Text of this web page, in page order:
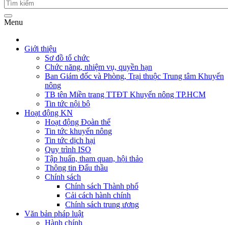
Menu
Giới thiệu
Sơ đồ tổ chức
Chức năng, nhiệm vụ, quyền hạn
Ban Giám đốc và Phòng, Trại thuộc Trung tâm Khuyến
nông
TB tên Miền trang TTĐT Khuyến nông TP.HCM
Tin tức nội bộ
Hoạt động KN
Hoạt động Đoàn thể
Tin tức khuyến nông
Tin tức dịch hại
Quy trình ISO
Tập huấn, tham quan, hội thảo
Thông tin Đấu thầu
Chính sách
Chính sách Thành phố
Cải cách hành chính
Chính sách trung ương
Văn bản pháp luật
Hành chính